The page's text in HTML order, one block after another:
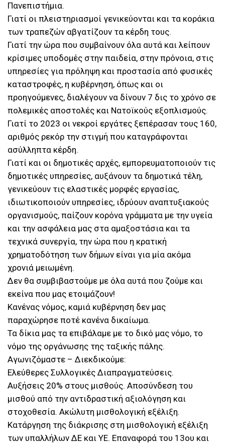
Πανεπιστήμια.
Γιατί οι πλειστηριασμοί γενικεύονται και τα κοράκια
των τραπεζών αβγατίζουν τα κέρδη τους.
Γιατί την ώρα που συμβαίνουν όλα αυτά και λείπουν
κρίσιμες υποδομές στην παιδεία, στην πρόνοια, στις
υπηρεσίες για πρόληψη και προστασία από φυσικές
καταστροφές, η κυβέρνηση, όπως και οι
προηγούμενες, διαλέγουν να δίνουν 7 δις το χρόνο σε
πολεμικές αποστολές και Νατοϊκούς εξοπλισμούς.
Γιατί το 2023 οι νεκροί εργάτες ξεπέρασαν τους 160,
αριθμός ρεκόρ την στιγμή που καταγράφονται
ασύλληπτα κέρδη.
Γιατί και οι δημοτικές αρχές, εμπορευματοποιούν τις
δημοτικές υπηρεσίες, αυξάνουν τα δημοτικά τέλη,
γενικεύουν τις ελαστικές μορφές εργασίας,
ιδιωτικοποιούν υπηρεσίες, ιδρύουν αναπτυξιακούς
οργανισμούς, παίζουν κορόνα γράμματα με την υγεία
και την ασφάλεια μας στα αμαξοστάσια και τα
τεχνικά συνεργία, την ώρα που η κρατική
χρηματοδότηση των δήμων είναι για μία ακόμα
χρονιά μειωμένη.
Δεν θα συμβιβαστούμε με όλα αυτά που ζούμε και
εκείνα που μας ετοιμάζουν!
Κανένας νόμος, καμιά κυβέρνηση δεν μας
παραχώρησε ποτέ κανένα δικαίωμα.
Τα δίκια μας τα επιβάλαμε με το δικό μας νόμο, το
νόμο της οργάνωσης της ταξικής πάλης.
Αγωνιζόμαστε – Διεκδικούμε:
Ελεύθερες Συλλογικές Διαπραγματεύσεις.
Αυξήσεις 20% στους μισθούς. Αποσύνδεση του
μισθού από την αντιδραστική αξιολόγηση και
στοχοθεσία. Ακώλυτη μισθολογική εξέλιξη.
Κατάργηση της διάκρισης στη μισθολογική εξέλιξη
των υπαλλήλων ΔΕ και ΥΕ. Επαναφορά του 13ου και